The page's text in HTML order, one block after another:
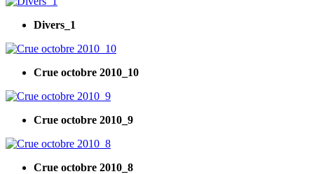
Divers_1
Crue octobre 2010_10
Crue octobre 2010_9
Crue octobre 2010_8